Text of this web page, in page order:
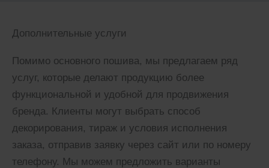
Дополнительные услуги
Помимо основного пошива, мы предлагаем ряд
услуг, которые делают продукцию более
функциональной и удобной для продвижения
бренда. Клиенты могут выбрать способ
декорирования, тираж и условия исполнения
заказа, отправив заявку через сайт или по номеру
телефону. Мы можем предложить варианты